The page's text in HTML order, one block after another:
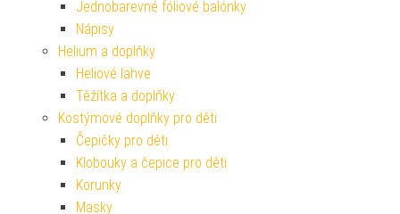
Jednobarevné fóliové balónky
Nápisy
Helium a doplňky
Heliové lahve
Těžítka a doplňky
Kostýmové doplňky pro děti
Čepičky pro děti
Klobouky a čepice pro děti
Korunky
Masky